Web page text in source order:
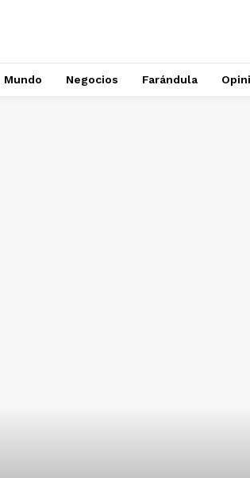
Mundo Negocios Farándula